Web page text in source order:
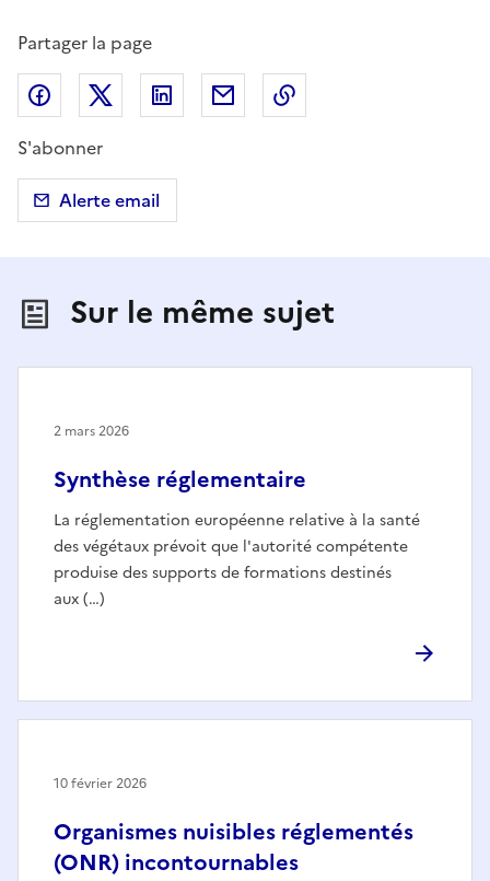
Partager la page
Partager sur Facebook
Partager sur X (anciennement Twitter)
Partager sur LinkedIn
Partager par email
S'abonner
Alerte email
Sur le même sujet
Synthèse réglementaire
La réglementation européenne relative à la santé
des végétaux prévoit que l'autorité compétente
produise des supports de formations destinés
aux (…)
2 mars 2026
Organismes nuisibles réglementés
(ONR) incontournables
10 février 2026